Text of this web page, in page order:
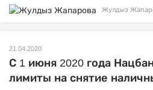
Жулдыз
21.04.2020
С 1 июня 2020 года
лимиты на снятие